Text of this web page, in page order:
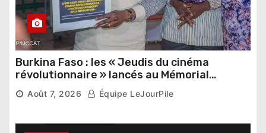
Burkina Faso : les « Jeudis du cinéma
révolutionnaire » lancés au Mémorial
Thomas Sankara
Août 7, 2026 Équipe LeJourPile